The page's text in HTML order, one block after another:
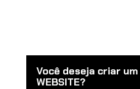
Você deseja criar um
WEBSITE?